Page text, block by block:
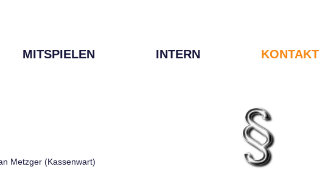
MITSPIELEN INTERN KONTAKT
Metzger (Kassenwart)